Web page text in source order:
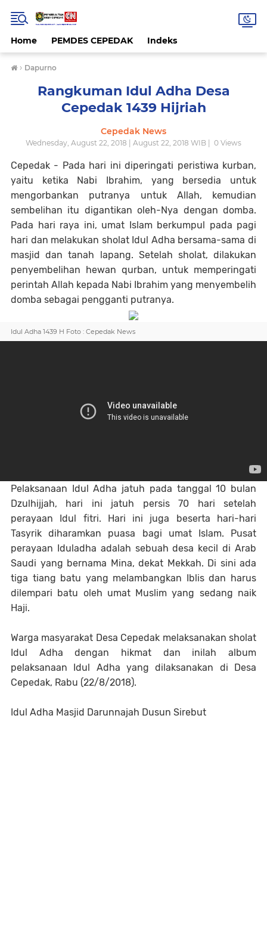
Home PEMDES CEPEDAK Indeks
› Dapurno
Rangkuman Idul Adha Desa
Cepedak 1439 Hijriah
Cepedak News
Wednesday, August 22, 2018 | August 22, 2018 WIB | 0 Views
Cepedak - Pada hari ini diperingati peristiwa kurban,
yaitu ketika Nabi Ibrahim, yang bersedia untuk
mengorbankan putranya untuk Allah, kemudian
sembelihan itu digantikan oleh-Nya dengan domba.
Pada hari raya ini, umat Islam berkumpul pada pagi
hari dan melakukan sholat Idul Adha bersama-sama di
masjid dan tanah lapang. Setelah sholat, dilakukan
penyembelihan hewan qurban, untuk memperingati
perintah Allah kepada Nabi Ibrahim yang menyembelih
domba sebagai pengganti putranya.
Idul Adha 1439 H Foto : Cepedak News
Pelaksanaan Idul Adha jatuh pada tanggal 10 bulan
Dzulhijjah, hari ini jatuh persis 70 hari setelah
perayaan Idul fitri. Hari ini juga beserta hari-hari
Tasyrik diharamkan puasa bagi umat Islam. Pusat
perayaan Iduladha adalah sebuah desa kecil di Arab
Saudi yang bernama Mina, dekat Mekkah. Di sini ada
tiga tiang batu yang melambangkan Iblis dan harus
dilempari batu oleh umat Muslim yang sedang naik
Haji.
Warga masyarakat Desa Cepedak melaksanakan sholat
Idul Adha dengan hikmat dan inilah album
pelaksanaan Idul Adha yang dilaksanakan di Desa
Cepedak, Rabu (22/8/2018).
Idul Adha Masjid Darunnajah Dusun Sirebut